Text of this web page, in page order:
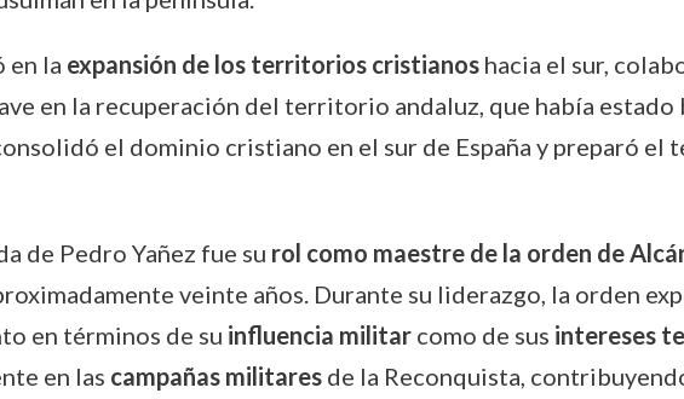
en la expansión de los territorios cristianoshacia el sur,
en la recuperación del territorio andaluz, que había
el dominio cristiano en el sur de España y preparó el
de Pedro Yañez fue su rol como maestre de la orden de
veinte años. Durante su liderazgo, la orden
en términos de su influencia militarcomo de sus intereses
en las campañas militaresde la Reconquista,